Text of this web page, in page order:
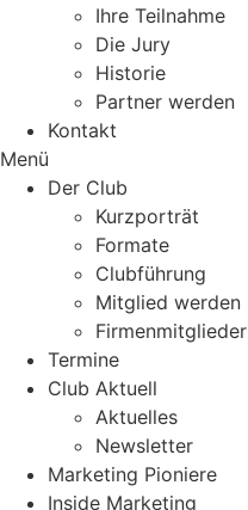
Ihre Teilnahme
Die Jury
Historie
Partner werden
Kontakt
Menü
Der Club
Kurzporträt
Formate
Clubführung
Mitglied werden
Firmenmitglieder
Termine
Club Aktuell
Aktuelles
Newsletter
Marketing Pioniere
Inside Marketing